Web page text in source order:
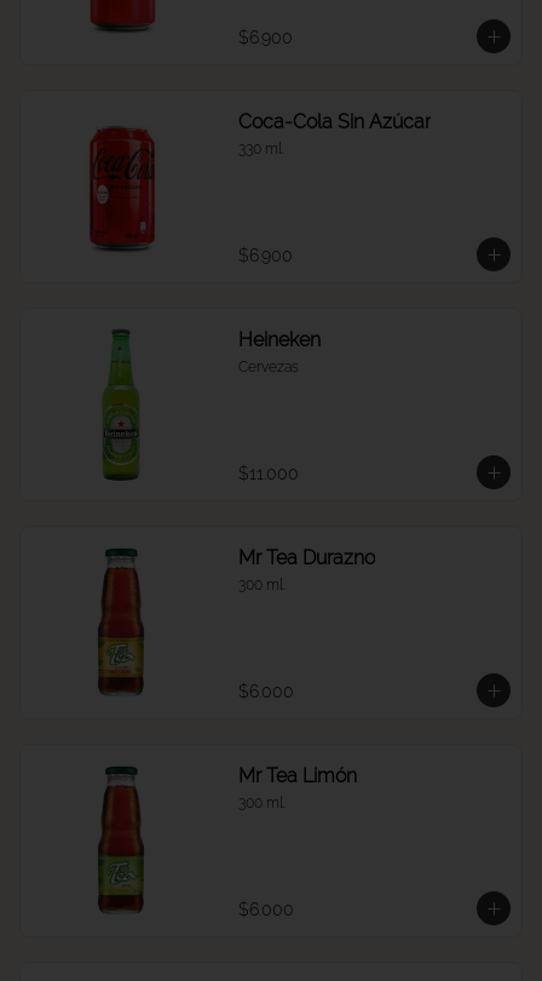
$6.900
Coca-Cola Sin Azúcar
330 ml.
$6.900
Heineken
Cervezas
$11.000
Mr Tea Durazno
300 ml.
$6.000
Mr Tea Limón
300 ml.
$6.000